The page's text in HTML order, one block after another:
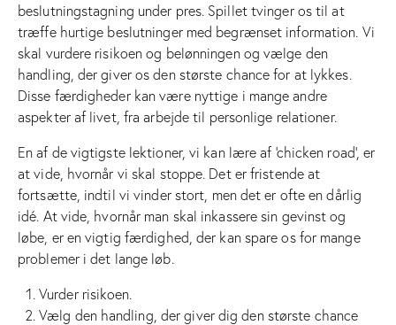
beslutningstagning under pres. Spillet tvinger os til at
træffe hurtige beslutninger med begrænset information. Vi
skal vurdere risikoen og belønningen og vælge den
handling, der giver os den største chance for at lykkes.
Disse færdigheder kan være nyttige i mange andre
aspekter af livet, fra arbejde til personlige relationer.
En af de vigtigste lektioner, vi kan lære af ‘chicken road’, er
at vide, hvornår vi skal stoppe. Det er fristende at
fortsætte, indtil vi vinder stort, men det er ofte en dårlig
idé. At vide, hvornår man skal inkassere sin gevinst og
løbe, er en vigtig færdighed, der kan spare os for mange
problemer i det lange løb.
Vurder risikoen.
Vælg den handling, der giver dig den største chance